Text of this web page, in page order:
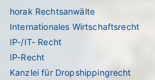
horak Rechtsanwälte
Internationales Wirtschaftsrecht
IP-/IT- Recht
IP-Recht
Kanzlei für Dropshippingrecht